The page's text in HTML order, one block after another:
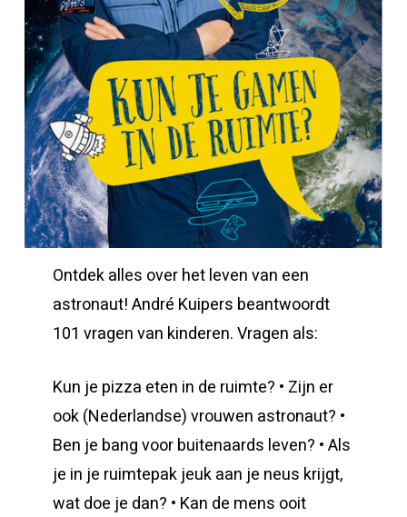
Ontdek alles over het leven van een
astronaut! André Kuipers beantwoordt
101 vragen van kinderen. Vragen als:
Kun je pizza eten in de ruimte? • Zijn er
ook (Nederlandse) vrouwen astronaut? •
Ben je bang voor buitenaards leven? • Als
je in je ruimtepak jeuk aan je neus krijgt,
wat doe je dan? • Kan de mens ooit